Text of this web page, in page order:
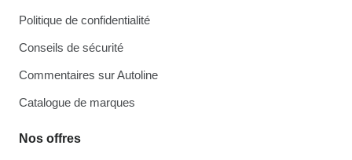
Politique de confidentialité
Conseils de sécurité
Commentaires sur Autoline
Catalogue de marques
Nos offres